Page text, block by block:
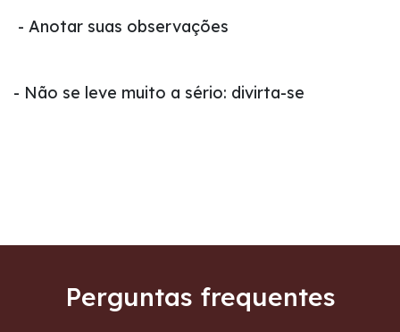
- Anotar suas observações
- Não se leve muito a sério: divirta-se
Perguntas frequentes